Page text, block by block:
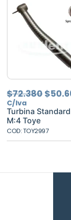
$72.380El
precio
$
C/Iva
Turbina
M:4 Toye
COD: TOY2997